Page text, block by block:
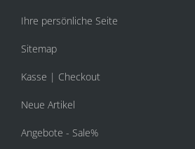
Ihre persönliche Seite
Sitemap
Kasse | Checkout
Neue Artikel
Angebote - Sale%